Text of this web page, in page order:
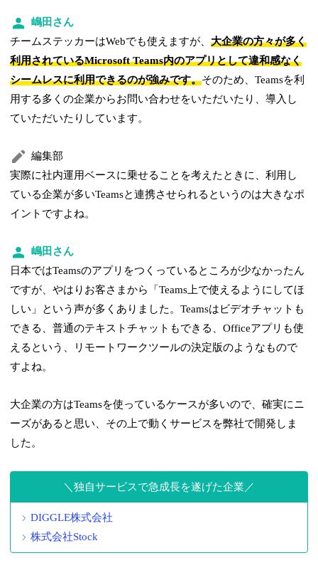
嶋田さん
チームステッカーはWebでも使えますが、大企業の方々が多く
利用されているMicrosoft Teams内のアプリとして違和感なく
シームレスに利用できるのが強みです。そのため、Teamsを利
用する多くの企業からお問い合わせをいただいたり、導入し
ていただいたりしています。
編集部
実際に社内運用ベースに乗せることを考えたときに、利用し
ている企業が多いTeamsと連携させられるというのは大きなポ
イントですよね。
嶋田さん
日本ではTeamsのアプリをつくっているところが少なかったん
ですが、やはりお客さまから「Teams上で使えるようにしてほ
しい」という声が多くありました。Teamsはビデオチャットも
できる、普通のテキストチャットもできる、Officeアプリも使
えるという、リモートワークツールの決定版のようなもので
すよね。
大企業の方はTeamsを使っているケースが多いので、確実にニ
ーズがあると思い、その上で動くサービスを弊社で開発しま
した。
独自サービスで急成長を遂げた企業
DIGGLE株式会社
株式会社Stock